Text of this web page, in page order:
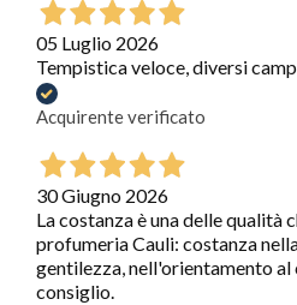
05 Luglio 2026
Tempistica veloce, diversi
Acquirente verificato
30 Giugno 2026
La costanza è una delle qualità
profumeria Cauli: costanza
gentilezza, nell'orientamento
consiglio.